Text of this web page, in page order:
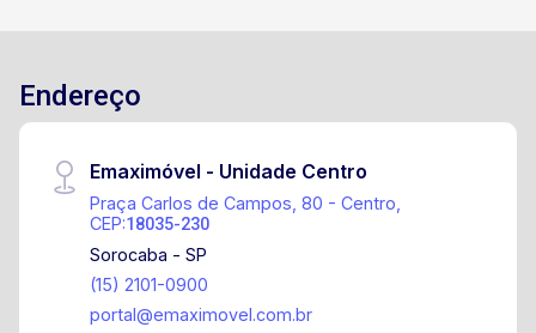
Endereço
Emaximóvel - Unidade Centro
Praça Carlos de Campos, 80 - Centro,
CEP:18035-230
Sorocaba - SP
(15) 2101-0900
portal@emaximovel.com.br